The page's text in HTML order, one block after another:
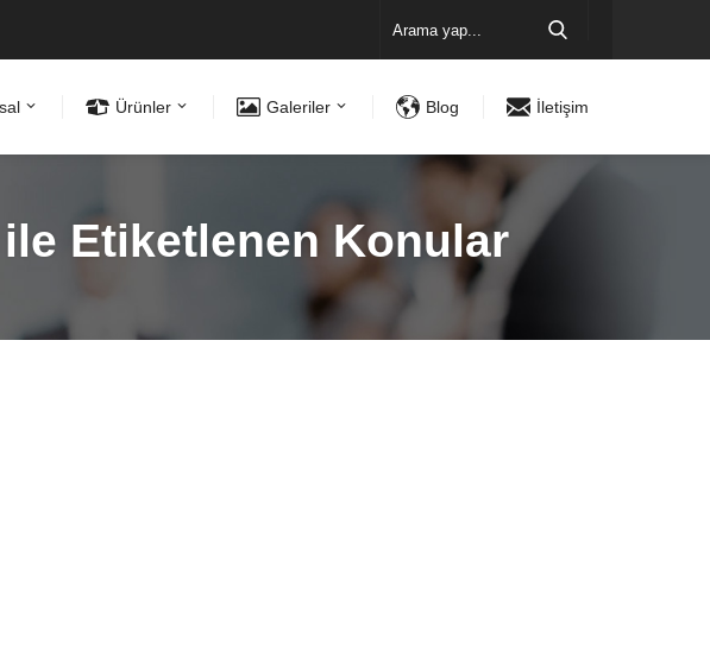
Ürünler Galeriler Blog İletişim
Etiketlenen Konular